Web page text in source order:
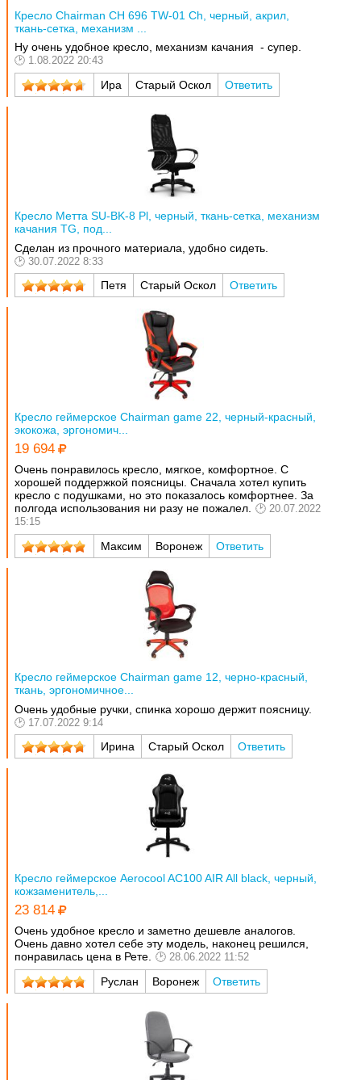
Кресло Chairman CH 696 TW-01 Ch, черный, акрил,
ткань-сетка, механизм ...
Ну очень удобное кресло, механизм качания - супер.
1.08.2022 20:43
Ира Старый Оскол Ответить
Кресло Метта SU-BK-8 Pl, черный, ткань-сетка, механизм
качания TG, под...
Сделан из прочного материала, удобно сидеть.
30.07.2022 8:33
Петя Старый Оскол Ответить
Кресло геймерское Chairman game 22, черный-красный,
экокожа, эргономич...
19 694
Очень понравилось кресло, мягкое, комфортное. С
хорошей поддержкой поясницы. Сначала хотел купить
кресло с подушками, но это показалось комфортнее. За
полгода использования ни разу не пожалел.
20.07.2022
15:15
Максим Воронеж Ответить
Кресло геймерское Chairman game 12, черно-красный,
ткань, эргономичное...
Очень удобные ручки, спинка хорошо держит поясницу.
17.07.2022 9:14
Ирина Старый Оскол Ответить
Кресло геймерское Aerocool AC100 AIR All black, черный,
кожзаменитель,...
23 814
Очень удобное кресло и заметно дешевле аналогов.
Очень давно хотел себе эту модель, наконец решился,
понравилась цена в Рете.
28.06.2022 11:52
Руслан Воронеж Ответить